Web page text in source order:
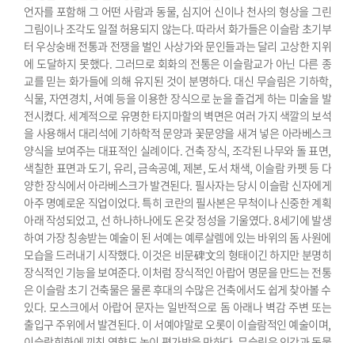
언자를 포함해 그 어떤 사람과 동물, 심지어 신이나 천사의 형상을 그린
그림이나 조각도 일절 허용되지 않는다. 따라서 화가들은 이슬람 초기부
터 우상숭배 전통과 전쟁을 벌인 사상가와 문인들과는 달리 고상한 지위
에 도달하지 못했다. 그러므로 회화의 전통은 이슬람교가 아닌 다른 종
교를 믿는 화가들에 의해 유지된 것이 분명하다. 대신 무슬림은 기하학,
식물, 자연경치, 서예 등을 이용한 장식으로 눈을 즐겁게 하는 미술을 발
전시켰다. 세계적으로 유명한 타지마할의 벽면은 여러 가지 색깔의 보석
을 사용해서 대리석에 기하학적 문양과 꽃문양을 새겨 넣은 아라베스크
양식을 보여주는 대표적인 실례이다. 건축 장식, 조각된 나무와 돌 표면,
색칠한 표면과 도기, 유리, 금속공예, 제본, 도서 채색, 이슬람 카펫 등 다
양한 장식에서 아라베스크가 발견된다. 필사자는 당시 이슬람 신자에게
아주 명예로운 직업이었다. 특히 코란의 필사본은 무척이나 신중한 계획
아래 작성되었고, 선 하나하나에도 온갖 정성을 기울였다. 8세기에 발생
하여 가장 칭송받는 예술이 된 서예는 예루살렘에 있는 바위의 돔 사원에
모습을 드러내기 시작했다. 이것은 비문碑文의 형태이긴 하지만 분명히
장식적인 기능을 보여준다. 이처럼 장식적인 아랍어 명문을 만드는 전통
은 이슬람 초기 건축물은 물론 후대의 수많은 건축에서도 쉽게 찾아볼 수
있다. 모스크에서 아랍어 문자는 일반적으로 돔 아래나 벽감 주변 또는
출입구 주위에서 발견된다. 이 서예야말로 오롯이 이슬람적인 예술이며,